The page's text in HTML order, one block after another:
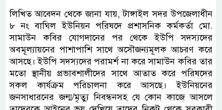
লিখিত আবেদন থেকে জানা যায়, টাঙ্গাইল সদর উপজেলাধীন
৮ নং বাঘিল ইউনিয়ন পরিষদে প্রশাসনিক কর্মকর্তা মো.
সামাউন কবির যোগদানের পর থেকে ইউপি সদস্যদের
অবমূল্যায়নের পাশাপাশি সাথে অসৌজন্যমূলক আচরণ করে
আসছে। ইউপি সদস্যদের পরামর্শ না করে সামাউন কবির তার
মতো স্থানীয় প্রভাবশালীদের সাথে আতাত করে পরিষদের
সকল কার্যক্রম পরিচালনা করে আসছে। ইউনিয়নের
জনসাধারনের জন্ম/মৃত্যু নিবন্ধনসহ যে কোন কাজে আসলে